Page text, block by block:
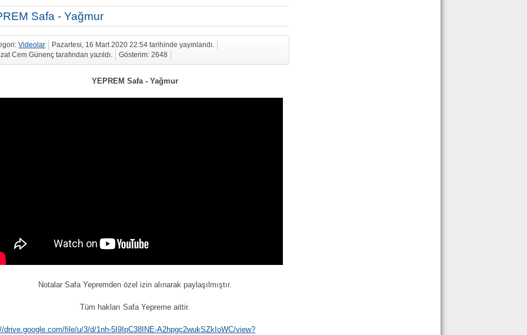
Safa - Yağmur
Videolar
Pazartesi, 16 Mart 2020 22:54 tarihinde yayınlandı.
Cem Günenç tarafından yazıldı.
Gösterim: 2648
YEPREM Safa - Yağmur
Notalar Safa Yepremden özel izin alınarak paylaşılmıştır.
Tüm hakları Safa Yepreme aittir.
drive.google.com/file/u/3/d/1nh-5I9IpC38INE-A2hpgc2wukSZkIoWC/view?